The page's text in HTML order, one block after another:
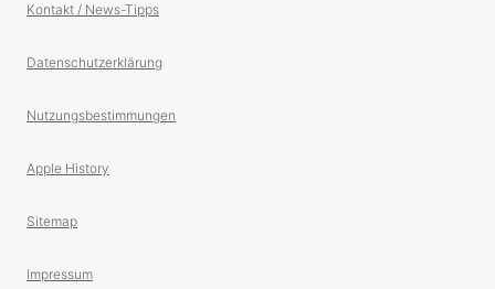
Kontakt / News-Tipps
Datenschutzerklärung
Nutzungsbestimmungen
Apple History
Sitemap
Impressum